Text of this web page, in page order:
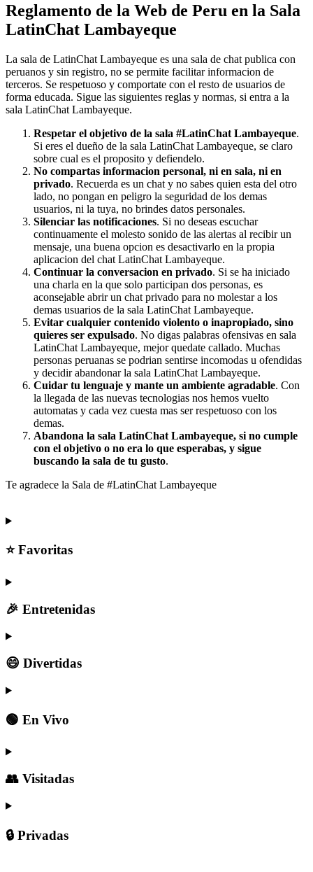
Reglamento de la Web de Peru en la Sala
LatinChat Lambayeque
La sala de LatinChat Lambayeque es una sala de chat publica con
peruanos y sin registro, no se permite facilitar informacion de
terceros. Se respetuoso y comportate con el resto de usuarios de
forma educada. Sigue las siguientes reglas y normas, si entra a la
sala LatinChat Lambayeque.
Respetar el objetivo de la sala #LatinChat Lambayeque.
Si eres el dueño de la sala LatinChat Lambayeque, se claro
sobre cual es el proposito y defiendelo.
No compartas informacion personal, ni en sala, ni en
privado. Recuerda es un chat y no sabes quien esta del otro
lado, no pongan en peligro la seguridad de los demas
usuarios, ni la tuya, no brindes datos personales.
Silenciar las notificaciones. Si no deseas escuchar
continuamente el molesto sonido de las alertas al recibir un
mensaje, una buena opcion es desactivarlo en la propia
aplicacion del chat LatinChat Lambayeque.
Continuar la conversacion en privado. Si se ha iniciado
una charla en la que solo participan dos personas, es
aconsejable abrir un chat privado para no molestar a los
demas usuarios de la sala LatinChat Lambayeque.
Evitar cualquier contenido violento o inapropiado, sino
quieres ser expulsado. No digas palabras ofensivas en sala
LatinChat Lambayeque, mejor quedate callado. Muchas
personas peruanas se podrian sentirse incomodas u ofendidas
y decidir abandonar la sala LatinChat Lambayeque.
Cuidar tu lenguaje y mante un ambiente agradable. Con
la llegada de las nuevas tecnologias nos hemos vuelto
automatas y cada vez cuesta mas ser respetuoso con los
demas.
Abandona la sala LatinChat Lambayeque, si no cumple
con el objetivo o no era lo que esperabas, y sigue
buscando la sala de tu gusto.
Te agradece la Sala de #LatinChat Lambayeque
⭐ Favoritas
🎉 Entretenidas
😄 Divertidas
🟢 En Vivo
👥 Visitadas
🔒 Privadas